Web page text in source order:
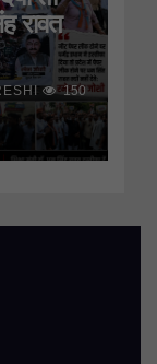
रावत
150